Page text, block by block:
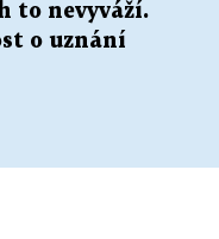
to nevyváží.
o uznání